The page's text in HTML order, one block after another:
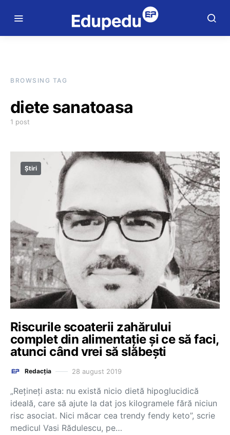
BROWSING TAG
diete sanatoasa
1 post
Știri
Riscurile scoaterii zahărului
complet din alimentație și ce să faci,
atunci când vrei să slăbești
Redacția 28 august 2019
„Rețineți asta: nu există nicio dietă hipoglucidică
ideală, care să ajute la dat jos kilogramele fără niciun
risc asociat. Nici măcar cea trendy fendy keto”, scrie
medicul Vasi Rădulescu, pe…